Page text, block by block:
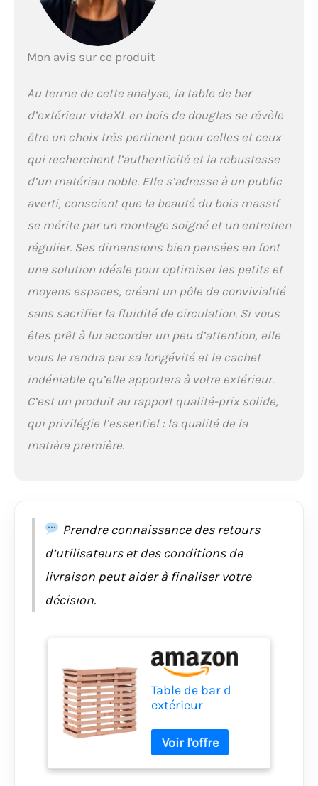
Mon avis sur ce produit
Au terme de cette analyse, la table de bar
d’extérieur vidaXL en bois de douglas se révèle
être un choix très pertinent pour celles et ceux
qui recherchent l’authenticité et la robustesse
d’un matériau noble. Elle s’adresse à un public
averti, conscient que la beauté du bois massif
se mérite par un montage soigné et un entretien
régulier. Ses dimensions bien pensées en font
une solution idéale pour optimiser les petits et
moyens espaces, créant un pôle de convivialité
sans sacrifier la fluidité de circulation. Si vous
êtes prêt à lui accorder un peu d’attention, elle
vous le rendra par sa longévité et le cachet
indéniable qu’elle apportera à votre extérieur.
C’est un produit au rapport qualité-prix solide,
qui privilégie l’essentiel : la qualité de la
matière première.
Prendre connaissance des retours
d’utilisateurs et des conditions de
livraison peut aider à finaliser votre
décision.
Table de bar d
extérieur
bois massif de
douglas